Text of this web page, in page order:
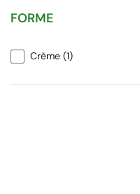
FORME
Crème (1)